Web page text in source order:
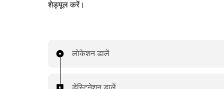
शेड्यूल करें।
लोकेशन डालें